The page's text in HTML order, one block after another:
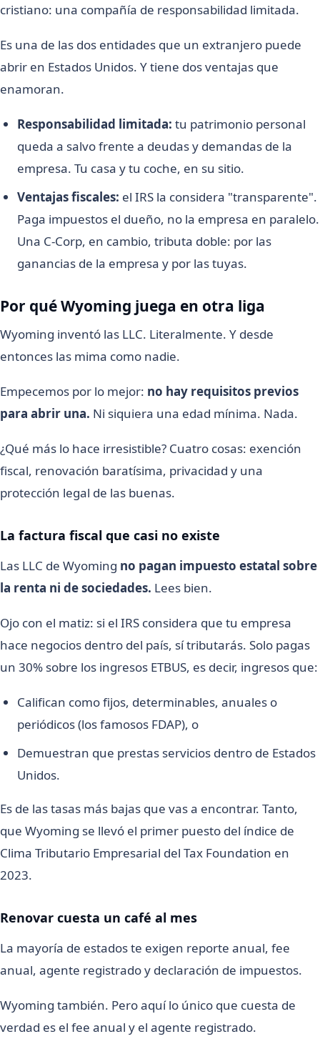
cristiano: una compañía de responsabilidad limitada.
Es una de las dos entidades que un extranjero puede
abrir en Estados Unidos. Y tiene dos ventajas que
enamoran.
Responsabilidad limitada: tu patrimonio personal
queda a salvo frente a deudas y demandas de la
empresa. Tu casa y tu coche, en su sitio.
Ventajas fiscales: el IRS la considera "transparente".
Paga impuestos el dueño, no la empresa en paralelo.
Una C-Corp, en cambio, tributa doble: por las
ganancias de la empresa y por las tuyas.
Por qué Wyoming juega en otra liga
Wyoming inventó las LLC. Literalmente. Y desde
entonces las mima como nadie.
Empecemos por lo mejor: no hay requisitos previos
para abrir una. Ni siquiera una edad mínima. Nada.
¿Qué más lo hace irresistible? Cuatro cosas: exención
fiscal, renovación baratísima, privacidad y una
protección legal de las buenas.
La factura fiscal que casi no existe
Las LLC de Wyoming no pagan impuesto estatal sobre
la renta ni de sociedades. Lees bien.
Ojo con el matiz: si el IRS considera que tu empresa
hace negocios dentro del país, sí tributarás. Solo pagas
un 30% sobre los ingresos ETBUS, es decir, ingresos que:
Califican como fijos, determinables, anuales o
periódicos (los famosos FDAP), o
Demuestran que prestas servicios dentro de Estados
Unidos.
Es de las tasas más bajas que vas a encontrar. Tanto,
que Wyoming se llevó el primer puesto del índice de
Clima Tributario Empresarial del Tax Foundation en
2023.
Renovar cuesta un café al mes
La mayoría de estados te exigen reporte anual, fee
anual, agente registrado y declaración de impuestos.
Wyoming también. Pero aquí lo único que cuesta de
verdad es el fee anual y el agente registrado.